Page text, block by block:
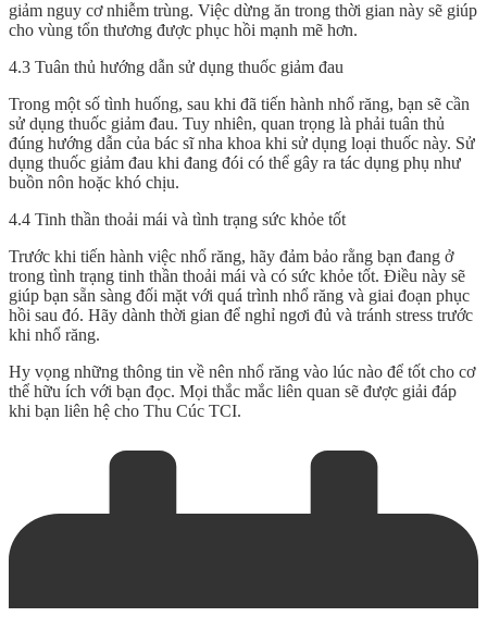
giảm nguy cơ nhiễm trùng. Việc dừng ăn trong thời gian này sẽ giúp
cho vùng tổn thương được phục hồi mạnh mẽ hơn.
4.3 Tuân thủ hướng dẫn sử dụng thuốc giảm đau
Trong một số tình huống, sau khi đã tiến hành nhổ răng, bạn sẽ cần
sử dụng thuốc giảm đau. Tuy nhiên, quan trọng là phải tuân thủ
đúng hướng dẫn của bác sĩ nha khoa khi sử dụng loại thuốc này. Sử
dụng thuốc giảm đau khi đang đói có thể gây ra tác dụng phụ như
buồn nôn hoặc khó chịu.
4.4 Tinh thần thoải mái và tình trạng sức khỏe tốt
Trước khi tiến hành việc nhổ răng, hãy đảm bảo rằng bạn đang ở
trong tình trạng tinh thần thoải mái và có sức khỏe tốt. Điều này sẽ
giúp bạn sẵn sàng đối mặt với quá trình nhổ răng và giai đoạn phục
hồi sau đó. Hãy dành thời gian để nghỉ ngơi đủ và tránh stress trước
khi nhổ răng.
Hy vọng những thông tin về nên nhổ răng vào lúc nào để tốt cho cơ
thể hữu ích với bạn đọc. Mọi thắc mắc liên quan sẽ được giải đáp
khi bạn liên hệ cho Thu Cúc TCI.